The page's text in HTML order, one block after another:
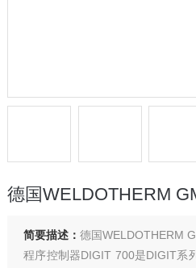
德国WELDOTHERM
简要描述： 德国WELDOTHERM
程序控制器DIGIT 700是DIGIT系